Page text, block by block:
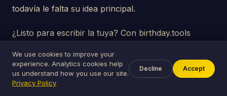
todavía le falta su idea principal.
¿Listo para escribir la tuya? Con birthday.tools
elige una plantilla, edita el texto (usa cualquier
ejemplo de los anteriores), invita por enlace o
correo y mira cómo van llegando las
We use cookies to improve your
experience. Analytics cookies help
us understand how you use our site.
Privacy Policy
Decline Accept